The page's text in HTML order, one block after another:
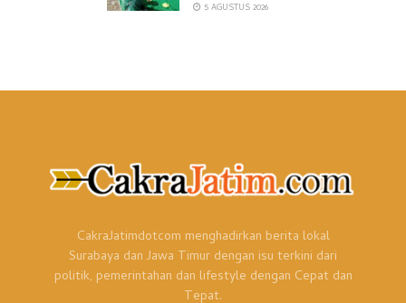
5 AGUSTUS 2026
CakraJatimdotcom menghadirkan berita lokal
Surabaya dan Jawa Timur dengan isu terkini dari
politik, pemerintahan dan lifestyle dengan Cepat dan
Tepat.